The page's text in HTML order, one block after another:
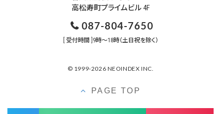
高松寿町プライムビル 4F
087-804-7650
[ 受付時間 ]9時～18時（土日祝を除く）
© 1999-2026 NEOINDEX INC.
PAGE TOP